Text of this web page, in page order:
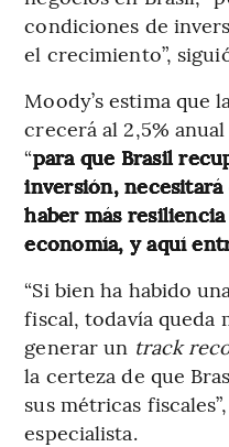
condiciones de
el crecimiento”,
Moody’s estima que
crecerá al 2,5%
“para que Brasil
inversión,
haber más
economía, y aquí
“Si bien ha habido
fiscal, todavía queda
generar un track
la certeza de que
sus métricas
especialista.